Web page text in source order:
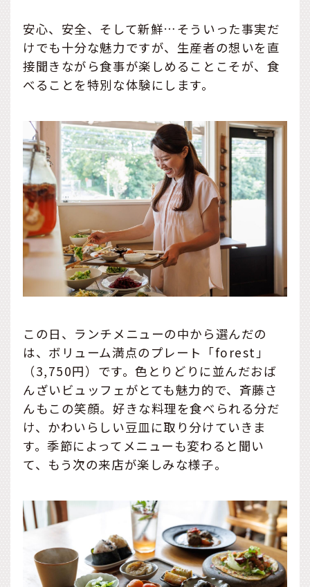
安心、安全、そして新鮮…そういった事実だ
けでも十分な魅力ですが、生産者の想いを直
接聞きながら食事が楽しめることこそが、食
べることを特別な体験にします。
この日、ランチメニューの中から選んだの
は、ボリューム満点のプレート「forest」
（3,750円）です。色とりどりに並んだおば
んざいビュッフェがとても魅力的で、斉藤さ
んもこの笑顔。好きな料理を食べられる分だ
け、かわいらしい豆皿に取り分けていきま
す。季節によってメニューも変わると聞い
て、もう次の来店が楽しみな様子。